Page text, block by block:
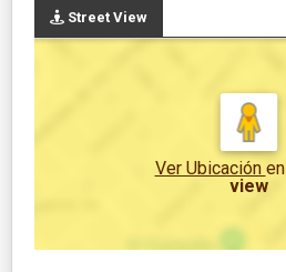
Street View
Ver Ubicación en
view